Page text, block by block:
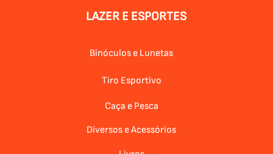
LAZER E ESPORTES
Binóculos e Lunetas
Tiro Esportivo
Caça e Pesca
Diversos e Acessórios